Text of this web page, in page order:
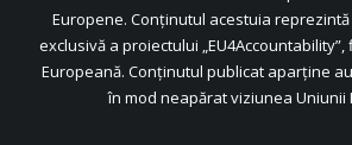
Europene. Conținutul acestuia
exclusivă a proiectului
Europeană. Conținutul publicat aparține
în mod neapărat viziunea Uniunii